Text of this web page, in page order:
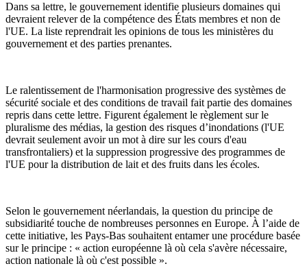
Dans sa lettre, le gouvernement identifie plusieurs domaines qui
devraient relever de la compétence des États membres et non de
l'UE. La liste reprendrait les opinions de tous les ministères du
gouvernement et des parties prenantes.
Le ralentissement de l'harmonisation progressive des systèmes de
sécurité sociale et des conditions de travail fait partie des domaines
repris dans cette lettre. Figurent également le règlement sur le
pluralisme des médias, la gestion des risques d’inondations (l'UE
devrait seulement avoir un mot à dire sur les cours d'eau
transfrontaliers) et la suppression progressive des programmes de
l'UE pour la distribution de lait et des fruits dans les écoles.
Selon le gouvernement néerlandais, la question du principe de
subsidiarité touche de nombreuses personnes en Europe. À l’aide de
cette initiative, les Pays-Bas souhaitent entamer une procédure basée
sur le principe : « action européenne là où cela s'avère nécessaire,
action nationale là où c'est possible ».